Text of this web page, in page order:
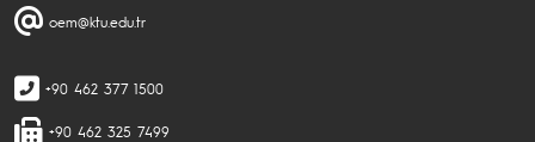
oem@ktu.edu.tr
+90 462 377 1500
+90 462 325 7499